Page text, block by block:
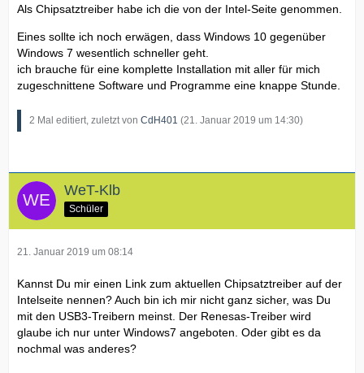
Als Chipsatztreiber habe ich die von der Intel-Seite genommen.
Eines sollte ich noch erwägen, dass Windows 10 gegenüber
Windows 7 wesentlich schneller geht.
ich brauche für eine komplette Installation mit aller für mich
zugeschnittene Software und Programme eine knappe Stunde.
2 Mal editiert, zuletzt von CdH401 (21. Januar 2019 um 14:30)
WeT-Klb
Schüler
21. Januar 2019 um 08:14
Kannst Du mir einen Link zum aktuellen Chipsatztreiber auf der
Intelseite nennen? Auch bin ich mir nicht ganz sicher, was Du
mit den USB3-Treibern meinst. Der Renesas-Treiber wird
glaube ich nur unter Windows7 angeboten. Oder gibt es da
nochmal was anderes?